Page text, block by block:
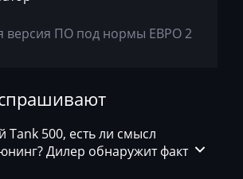
версия ПО под нормы ЕВРО 2
500, есть ли смысл
Дилер обнаружит факт